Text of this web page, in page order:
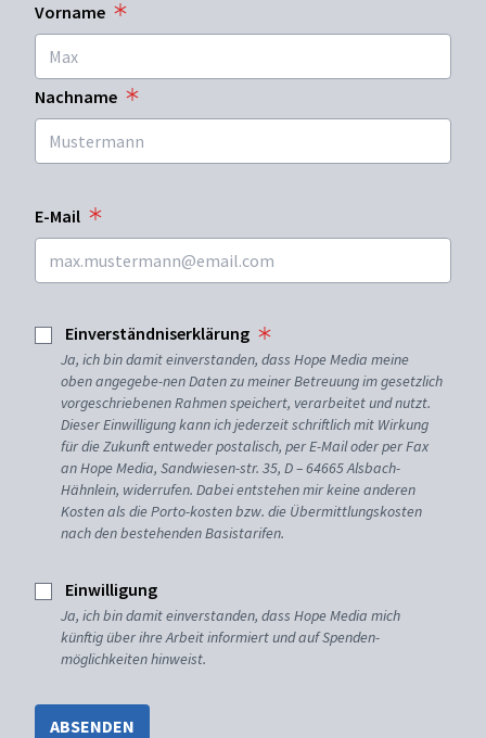
Vorname
Nachname
E-Mail
Einverständniserklärung
Ja, ich bin damit einverstanden, dass Hope Media meine
oben angegebe-nen Daten zu meiner Betreuung im gesetzlich
vorgeschriebenen Rahmen speichert, verarbeitet und nutzt.
Dieser Einwilligung kann ich jederzeit schriftlich mit Wirkung
für die Zukunft entweder postalisch, per E-Mail oder per Fax
an Hope Media, Sandwiesen-str. 35, D – 64665 Alsbach-
Hähnlein, widerrufen. Dabei entstehen mir keine anderen
Kosten als die Porto-kosten bzw. die Übermittlungskosten
nach den bestehenden Basistarifen.
Einwilligung
Ja, ich bin damit einverstanden, dass Hope Media mich
künftig über ihre Arbeit informiert und auf Spenden-
möglichkeiten hinweist.
ABSENDEN